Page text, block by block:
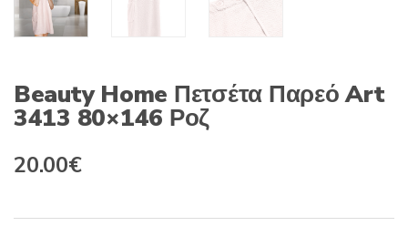
Beauty Home Πετσέτα Παρεό Art
3413 80×146 Ροζ
Original
20.00€Η